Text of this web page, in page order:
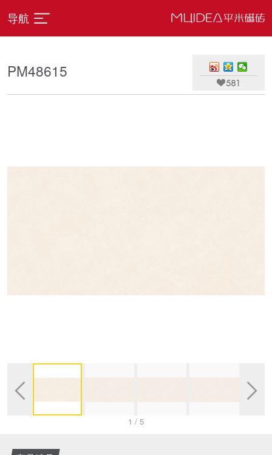
导航
PM48615
581
 
1 / 5